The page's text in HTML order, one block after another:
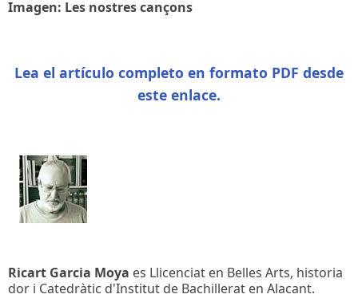
Imagen: Les nostres cançons
Lea el artículo completo en formato PDF desde
este enlace.
Ricart Garcia Moya es Llicenciat en Belles Arts, historia
dor i Catedràtic d'Institut de Bachillerat en Alacant.